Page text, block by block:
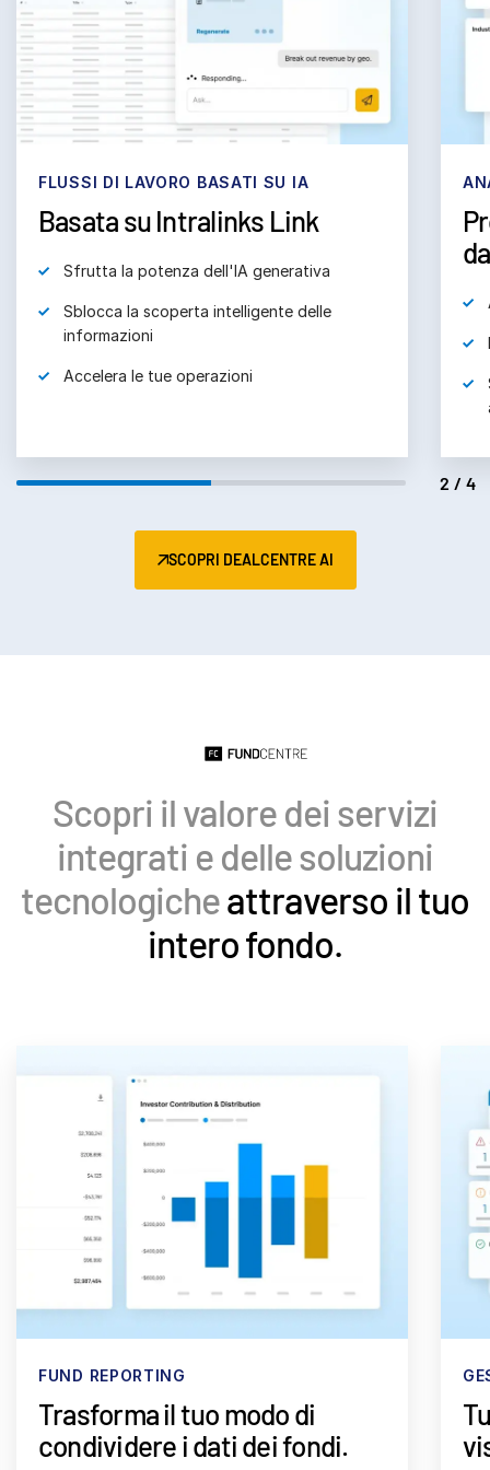
Contattaci
Azienda
Italiano
English
简体中文
Français
Deutsch
Español
RICHIEDI UNA DIMOSTRAZIONE
RICHIEDI UN PREVENTIVO
FLUSSI DI LAVORO BASATI SU IA
Basata su Intralinks Link
Sfrutta la potenza dell'IA generativa
Sblocca la scoperta intelligente delle
informazioni
Accelera le tue operazioni
2/4
SCOPRI DEALCENTRE AI
Scopri il valore dei servizi
integrati e delle soluzioni
tecnologicheattraverso il tuo
intero fondo.
FUND REPORTING
Trasforma il tuo modo di
condividere i dati dei fondi.